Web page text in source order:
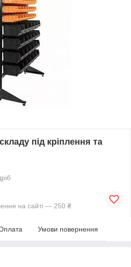
під кріплення та
на сайті — 250 ₴
Умови повернення